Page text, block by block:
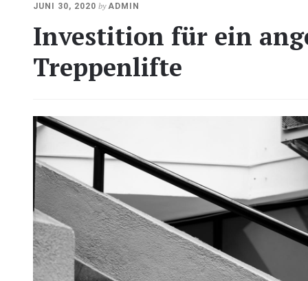
JUNI 30, 2020 OKTOBER
2020
byADMIN
Investition für ein
Treppenlifte